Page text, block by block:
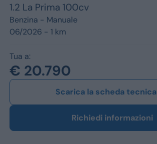
1.2 La Prima 100cv
Benzina - Manuale
06/2026 - 1 km
Tua a:
€ 20.790
Scarica la scheda tecnica
Richiedi informazioni